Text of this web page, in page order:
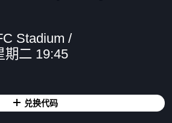
Stadium /
期二 19:45
兑换代码